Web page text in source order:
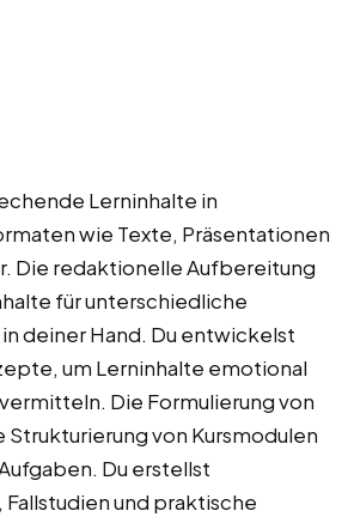
Lerninhalte in
wie Texte, Präsentationen
Die redaktionelle Aufbereitung
für unterschiedliche
deiner Hand. Du entwickelst
um Lerninhalte emotional
Die Formulierung von
Strukturierung von Kursmodulen
Du erstellst
und praktische